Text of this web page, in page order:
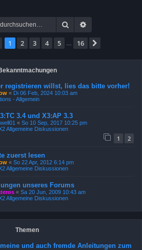
Suche
Seite 1von
1 2 3 4 5 16
registrieren willst, lies das bitte vorher!
« Di 06 Feb, 2024 10:03 am
- Allgemein
3.4 und X3:AP 3.3
« So 10 Sep, 2017 10:25 pm
Allgemeine Diskussionen
1 2
zuerst lesen
« So 22 Apr, 2012 6:14 pm
Allgemeine Diskussionen
unseres Forums
« Sa 20 Jun, 2009 10:43 am
Allgemeine Diskussionen
Themen
und auch fremde Anleitungen zum